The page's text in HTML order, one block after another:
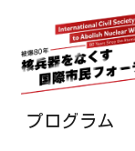
プログラム